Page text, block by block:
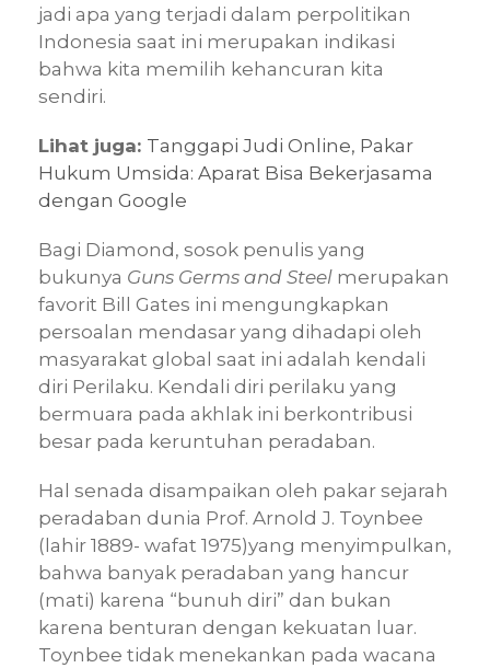
jadi apa yang terjadi dalam perpolitikan
Indonesia saat ini merupakan indikasi
bahwa kita memilih kehancuran kita
sendiri.
Lihat juga: Tanggapi Judi Online, Pakar
Hukum Umsida: Aparat Bisa Bekerjasama
dengan Google
Bagi Diamond, sosok penulis yang
bukunya Guns Germs and Steel merupakan
favorit Bill Gates ini mengungkapkan
persoalan mendasar yang dihadapi oleh
masyarakat global saat ini adalah kendali
diri Perilaku. Kendali diri perilaku yang
bermuara pada akhlak ini berkontribusi
besar pada keruntuhan peradaban.
Hal senada disampaikan oleh pakar sejarah
peradaban dunia Prof. Arnold J. Toynbee
(lahir 1889- wafat 1975)yang menyimpulkan,
bahwa banyak peradaban yang hancur
(mati) karena “bunuh diri” dan bukan
karena benturan dengan kekuatan luar.
Toynbee tidak menekankan pada wacana